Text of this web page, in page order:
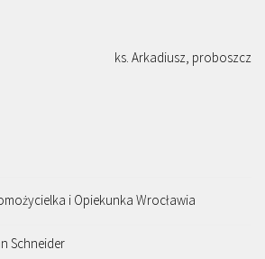
ks. Arkadiusz, proboszcz
i Opiekunka Wrocławia
Schneider